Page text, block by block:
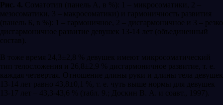
Рис. 4. Соматотип (панель А, в %): 1 – микросоматики, 2 –
мезосоматики, 3 – макросоматики) и гармоничность развития
(панель Б, в %): 1 – гармоничное, 2 – дисгармоничное и 3 – резко
дисгармоничное развитие девушек 13-14 лет (объединенный
состав).
В тоже время 24,3±2,8 % девушек имеют микросоматический
тип телосложения и 26,8±2,9 % дисгармоничное развитие, т. е.
каждая четвертая. Отношение длины руки и длины тела девушек
13-14 лет равно 43,8±0,1 %, т. е. чуть выше нормы для девушек
13-17 лет – 43,3-43,6 % (табл. 9.; Доскин В. А. и соавт., 1997).